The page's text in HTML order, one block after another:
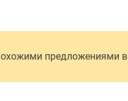
предложениями в